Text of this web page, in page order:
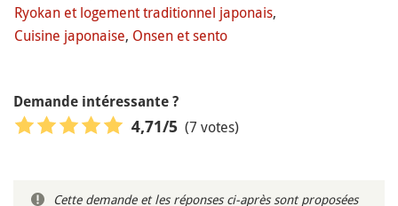
Ryokan et logement traditionnel japonais,
Cuisine japonaise, Onsen et sento
Demande intéressante ?
4,71/5 (7 votes)
Cette demande et les réponses ci-après sont proposées